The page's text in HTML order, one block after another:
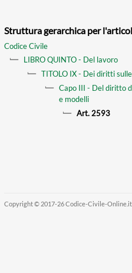
Struttura gerarchica per
Codice Civile
LIBRO QUINTO - Del lavoro
TITOLO IX - Dei diritti
Capo III - Del diritto
e modelli
Art. 2593
Copyright © 2017-26 Codice-Civile-Online.it